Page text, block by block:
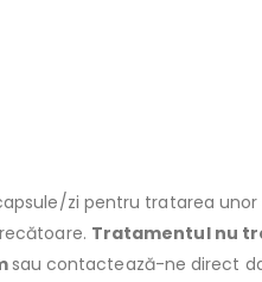
zi pentru tratarea
Tratamentul nu
sau contactează-ne direct